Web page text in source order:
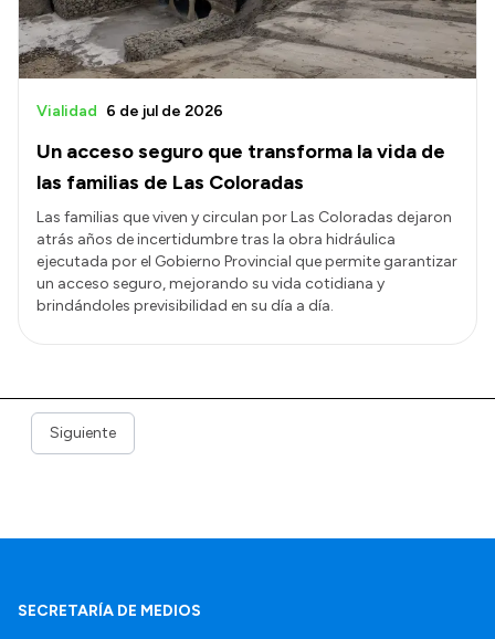
Un acceso seguro que transforma la vida de
las familias de Las Coloradas
Vialidad 6 de jul de 2026
Las familias que viven y circulan por Las Coloradas dejaron
atrás años de incertidumbre tras la obra hidráulica
ejecutada por el Gobierno Provincial que permite garantizar
un acceso seguro, mejorando su vida cotidiana y
brindándoles previsibilidad en su día a día.
Siguiente
SECRETARÍA DE MEDIOS